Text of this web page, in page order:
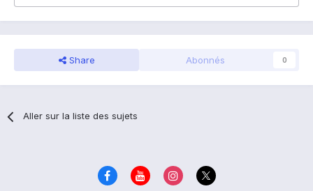
Share Abonnés 0
Aller sur la liste des sujets